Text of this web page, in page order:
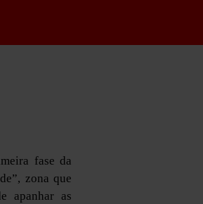
fase da
zona que
apanhar as